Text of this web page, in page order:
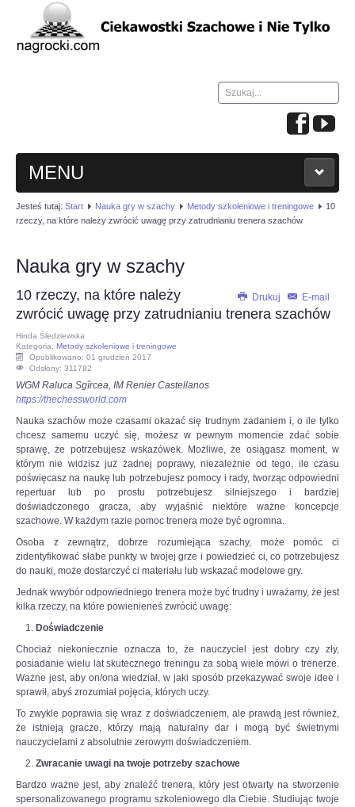
Szukaj...
MENU
HOME
WIADOMOŚCI
NAUKA GRY W SZACHY
TURNIEJE
OPINIE, KONTROWERSJE
POLITYKA
FILMIKI
Z ARCHIWUM
SZACHIŚCI
ZDJĘCIA
Z KALENDARZA
Jesteś tutaj: Start Nauka gry w szachy Metody szkoleniowe i treningowe
10
rzeczy, na które należy zwrócić uwagę przy zatrudnianiu trenera szachów
Nauka gry w szachy
Drukuj E-mail
10 rzeczy, na które należy
zwrócić uwagę przy zatrudnianiu trenera szachów
Hinda Śledziewska
Kategoria: Metody szkoleniowe i treningowe
Opublikowano: 01 grudzień 2017
Odsłony: 311782
WGM Raluca Sgîrcea, IM Renier Castellanos
https://thechessworld.com
Nauka szachów może czasami okazać się trudnym zadaniem i, o ile tylko
chcesz samemu uczyć się, możesz w pewnym momencie zdać sobie
sprawę, że potrzebujesz wskazówek. Możliwe, że osiągasz moment, w
którym nie widzisz już żadnej poprawy, niezależnie od tego, ile czasu
poświęcasz na naukę lub potrzebujesz pomocy i rady, tworząc odpowiedni
repertuar lub po prostu potrzebujesz silniejszego i bardziej
doświadczonego gracza, aby wyjaśnić niektóre ważne koncepcje
szachowe. W każdym razie pomoc trenera może być ogromna.
Osoba z zewnątrz, dobrze rozumiejąca szachy, może pomóc ci
zidentyfikować słabe punkty w twojej grze i powiedzieć ci, co potrzebujesz
do nauki, może dostarczyć ci materiału lub wskazać modelowe gry.
Jednak wwybór odpowiedniego trenera może być trudny i uważamy, że jest
kilka rzeczy, na które powienieneś zwrócić uwagę:
Doświadczenie
Chociaż niekoniecznie oznacza to, że nauczyciel jest dobry czy zły,
posiadanie wielu lat skutecznego treningu za sobą wiele mówi o trenerze.
Ważne jest, aby on/ona wiedział, w jaki sposób przekazywać swoje idee i
sprawił, abyś zrozumiał pojęcia, których uczy.
To zwykle poprawia się wraz z doświadczeniem, ale prawdą jest również,
że istnieją gracze, którzy mają naturalny dar i mogą być świetnymi
nauczycielami z absolutnie zerowym doświadczeniem.
Zwracanie uwagi na twoje potrzeby szachowe
Bardzo ważne jest, aby znaleźć trenera, który jest otwarty na stworzenie
spersonalizowanego programu szkoleniowego dla Ciebie. Studiując twoje